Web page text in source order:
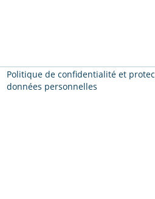
Politique de confidentialité et
données personnelles